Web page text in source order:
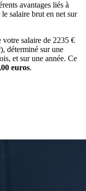
avantages liés à
salaire brut en net sur
votre salaire de 2235 €
), déterminé sur une
et sur une année. Ce
euros.